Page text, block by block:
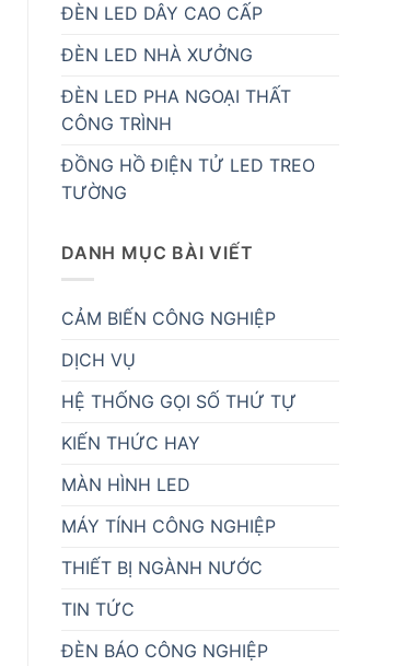
ĐÈN LED DÂY CAO CẤP
ĐÈN LED NHÀ XƯỞNG
ĐÈN LED PHA NGOẠI THẤT
CÔNG TRÌNH
ĐỒNG HỒ ĐIỆN TỬ LED TREO
TƯỜNG
DANH MỤC BÀI VIẾT
CẢM BIẾN CÔNG NGHIỆP
DỊCH VỤ
HỆ THỐNG GỌI SỐ THỨ TỰ
KIẾN THỨC HAY
MÀN HÌNH LED
MÁY TÍNH CÔNG NGHIỆP
THIẾT BỊ NGÀNH NƯỚC
TIN TỨC
ĐÈN BÁO CÔNG NGHIỆP